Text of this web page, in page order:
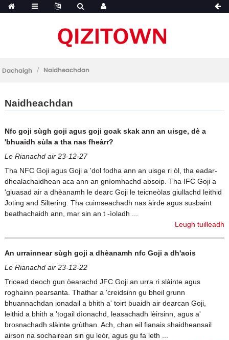
Dachaigh Naidheachdan
Naidheachdan
Nfc goji sùgh goji agus goji goak skak ann an uisge, dè a
'bhuaidh sùla a tha nas fheàrr?
Le Rianachd air 23-12-27
Tha NFC Goji agus Goji a 'dol fodha ann an uisge ri òl, tha eadar-
dhealachaidhean aca ann an gnìomhachd absoip. Tha IFC Goji a
'gluasad air a dhèanamh le dearc Goji le teicneòlas giullachd leithid
Joting and Siltering. Tha cuimseachadh nas àirde agus susbaint
beathachaidh ann, mar sin an t -ìoladh ...
Leugh tuilleadh
An urrainnear sùgh goji a dhèanamh nfc Goji a dh'aois
Le Rianachd air 23-12-22
Tricead deoch gun òearachd JFC Goji an urra ri slàinte agus
roghainn pearsanta. Thathar a 'creidsinn gu bheil grunn
bhuannachdan ionadail a bhith a' toirt buaidh air dearcan Goji,
leithid a bhith a 'togail dìonachd, leasachadh lèirsinn, agus a'
brosnachadh slàinte grùthan. Ach, chan eil fianais shaidheansail
airson na sochairean sin gu leòr, agus gu fa leth ...